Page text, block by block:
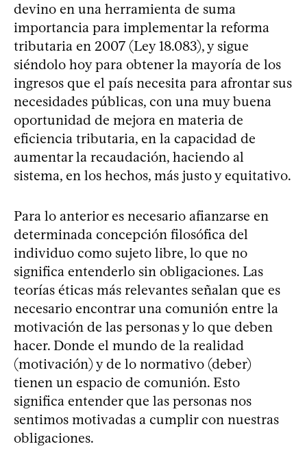
devino en una herramienta de suma
importancia para implementar la reforma
tributaria en 2007 (Ley 18.083), y sigue
siéndolo hoy para obtener la mayoría de los
ingresos que el país necesita para afrontar sus
necesidades públicas, con una muy buena
oportunidad de mejora en materia de
eficiencia tributaria, en la capacidad de
aumentar la recaudación, haciendo al
sistema, en los hechos, más justo y equitativo.
Para lo anterior es necesario afianzarse en
determinada concepción filosófica del
individuo como sujeto libre, lo que no
significa entenderlo sin obligaciones. Las
teorías éticas más relevantes señalan que es
necesario encontrar una comunión entre la
motivación de las personas y lo que deben
hacer. Donde el mundo de la realidad
(motivación) y de lo normativo (deber)
tienen un espacio de comunión. Esto
significa entender que las personas nos
sentimos motivadas a cumplir con nuestras
obligaciones.